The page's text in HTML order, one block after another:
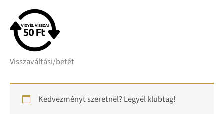
Visszaváltási/betét
Kedvezményt szeretnél? Legyél klubtag!